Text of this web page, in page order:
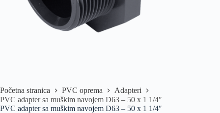
Početna stranica PVC oprema
Adapteri
PVC adapter sa muškim navojem D63 – 50 x 1 1/4″
PVC adapter sa muškim navojem D63 – 50 x 1 1/4″